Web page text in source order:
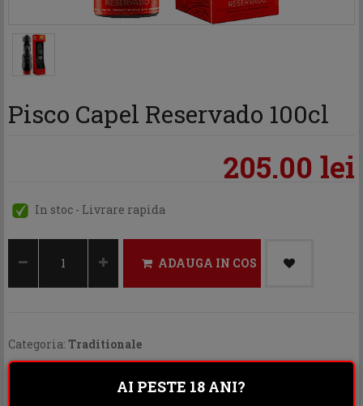
Pisco Capel Reservado 100cl
205.00 lei
In stoc - Livrare rapida
ADAUGA IN COS
Categoria: Traditionale
AI PESTE 18 ANI?